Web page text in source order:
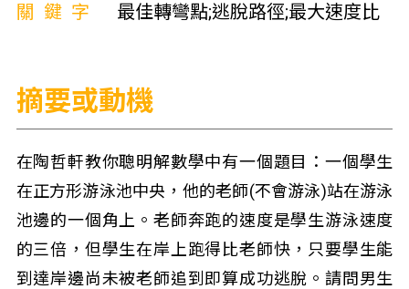
關鍵字
最佳轉彎點;逃脫路徑;最大速度比
摘要或動機
在陶哲軒教你聰明解數學中有一個題目：一個學生
在正方形游泳池中央，他的老師(不會游泳)站在游泳
池邊的一個角上。老師奔跑的速度是學生游泳速度
的三倍，但學生在岸上跑得比老師快，只要學生能
到達岸邊尚未被老師追到即算成功逃脫。請問男生